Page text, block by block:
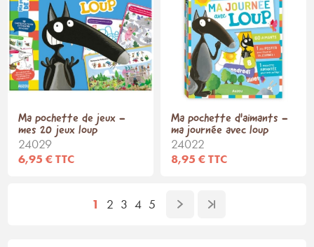
Ma pochette de jeux -
mes 20 jeux loup
24029
6,95 € TTC
Ma pochette d'aimants -
ma journée avec loup
24022
8,95 € TTC
1 2 3 4 5